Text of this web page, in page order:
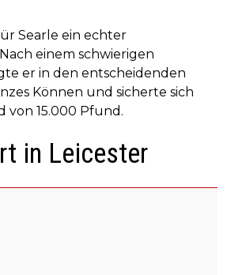
Searle ein echter
einem schwierigen
er in den entscheidenden
Können und sicherte sich
von 15.000 Pfund.
in Leicester